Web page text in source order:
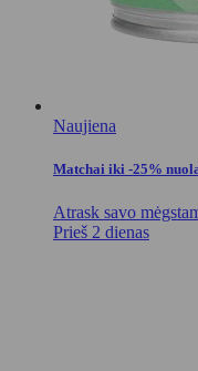
Naujiena
Matchai iki -25%
Atrask savo
Prieš 2 dienas